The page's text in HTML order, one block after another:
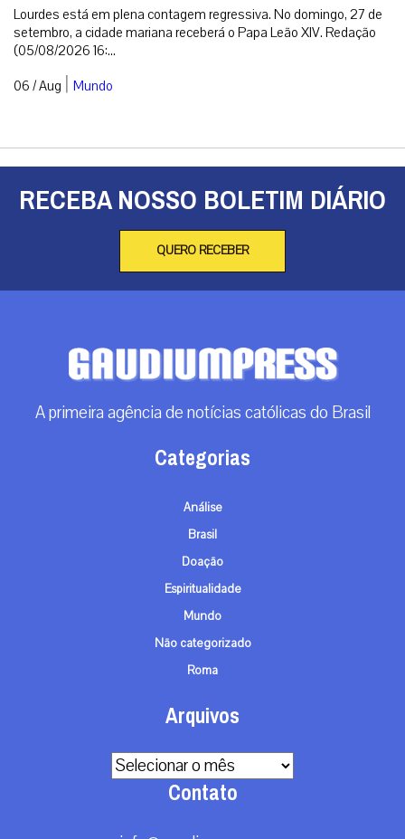
Lourdes está em plena contagem regressiva. No domingo, 27 de
setembro, a cidade mariana receberá o Papa Leão XIV. Redação
(05/08/2026 16:...
06 / Aug | Mundo
RECEBA NOSSO BOLETIM DIÁRIO
QUERO RECEBER
A primeira agência de notícias católicas do Brasil
Categorias
Análise
Brasil
Doação
Espiritualidade
Mundo
Não categorizado
Roma
Arquivos
Arquivos
Contato